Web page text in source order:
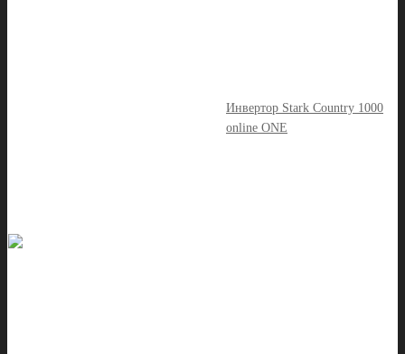
Инвертор Stark Country 1000
online ONE